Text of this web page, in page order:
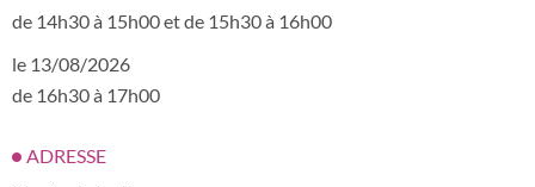
de 14h30 à 15h00 et de 15h30 à 16h00
le 13/08/2026
de 16h30 à 17h00
ADRESSE